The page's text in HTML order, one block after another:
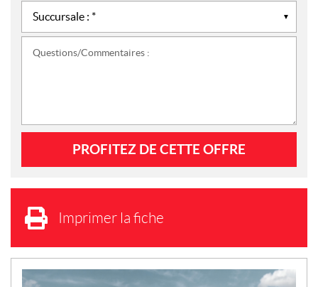
Questions/Commentaires :
Imprimer la fiche
N